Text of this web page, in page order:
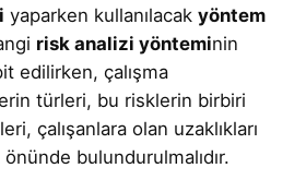
yaparken kullanılacak yöntem
risk analizi yönteminin
edilirken, çalışma
türleri, bu risklerin birbiri
çalışanlara olan uzaklıkları
bulundurulmalıdır.